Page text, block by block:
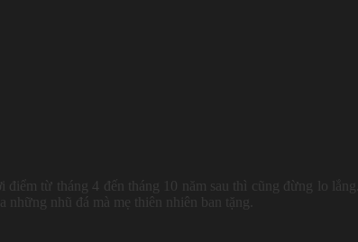
từ tháng 4 đến tháng 10 năm sau thì cũng đừng lo
nhũ đá mà mẹ thiên nhiên ban tặng.